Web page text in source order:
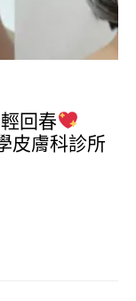
回春
皮膚科診所